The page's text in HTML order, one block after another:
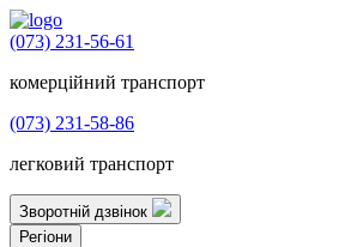
(073) 231-56-61
комерційний транспорт
(073) 231-58-86
легковий транспорт
Зворотній дзвінок
Регіони